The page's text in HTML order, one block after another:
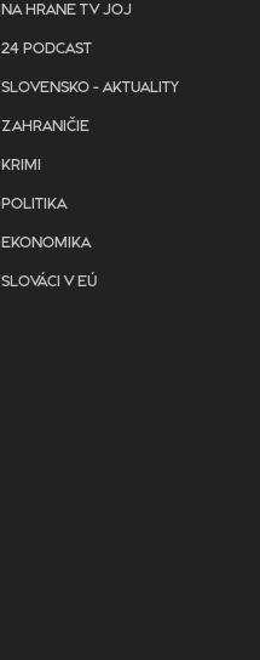
NA HRANE TV JOJ
24 PODCAST
SLOVENSKO - AKTUALITY
ZAHRANIČIE
KRIMI
POLITIKA
EKONOMIKA
SLOVÁCI V EÚ